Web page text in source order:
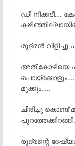
ഡീ നിക്കടീ….
രുദ്രൻ
അത് കോഴിയെ
പൊയ്ക്കോളും…..
മുക്കും…..
ചിരിച്ചു
രുദ്രന്റെ